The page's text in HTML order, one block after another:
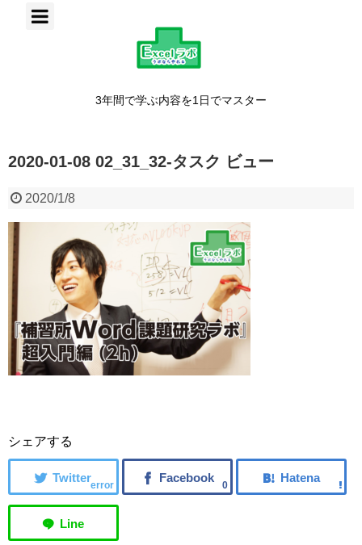
3年間で学ぶ内容を1日でマスター
2020-01-08 02_31_32-タスク ビュー
2020/1/8
シェアする
error 0